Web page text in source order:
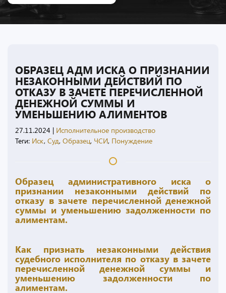
ОБРАЗЕЦ АДМ ИСКА О ПРИЗНАНИИ
НЕЗАКОННЫМИ ДЕЙСТВИЙ ПО
ОТКАЗУ В ЗАЧЕТЕ ПЕРЕЧИСЛЕННОЙ
ДЕНЕЖНОЙ СУММЫ И
УМЕНЬШЕНИЮ АЛИМЕНТОВ
27.11.2024 | Исполнительное производство
Теги: Иск, Суд, Образец, ЧСИ, Понуждение
Образец административного иска о
признании незаконными действий по
отказу в зачете перечисленной денежной
суммы и уменьшению задолженности по
алиментам.
Как признать незаконными действия
судебного исполнителя по отказу в зачете
перечисленной денежной суммы и
уменьшению задолженности по
алиментам.